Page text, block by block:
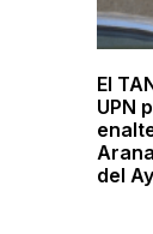
El
UPN
del